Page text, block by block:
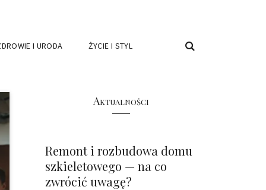
I URODA ŻYCIE I STYL
Aktualności
Remont i rozbudowa domu
szkieletowego — na co
zwrócić uwagę?